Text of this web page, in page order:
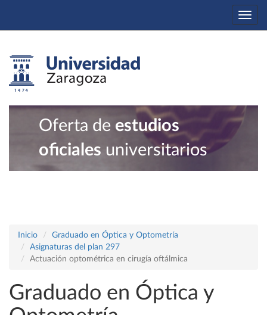
Oferta de estudios
oficiales universitarios
Inicio
Graduado en Óptica y Optometría
Asignaturas del plan 297
Actuación optométrica en cirugía oftálmica
Graduado en Óptica y